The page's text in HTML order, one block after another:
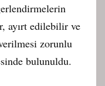
ayırt edilebilir ve
zorunlu
bulunuldu.